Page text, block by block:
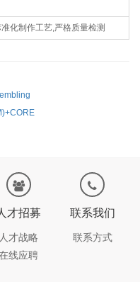
化制作工艺,严格质量检测
才招募
人才战略
线应聘
联系我们
联系方式